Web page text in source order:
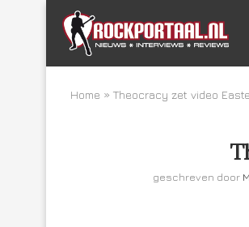
Home » Theocracy zet video
geschreven door